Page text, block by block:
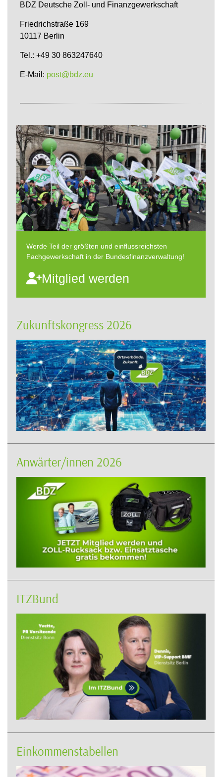
BDZ Deutsche Zoll- und Finanzgewerkschaft
Friedrichstraße 169
10117 Berlin
Tel.: +49 30 863247640
E-Mail: post@bdz.eu
Werde Teil der größten und einflussreichsten
Fachgewerkschaft in der Bundesfinanzverwaltung!
Mitglied werden
Zukunftskongress 2026
Anwärter/innen 2026
ITZBund
Einkommenstabellen